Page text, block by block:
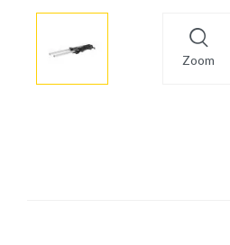
Zoom
More